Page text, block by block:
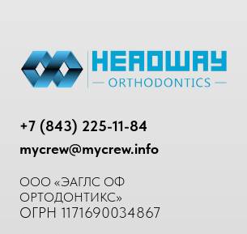
+7 (843) 225-11-84
mycrew@mycrew.info
ООО «ЭАГЛС ОФ
ОРТОДОНТИКС»
ОГРН 1171690034867